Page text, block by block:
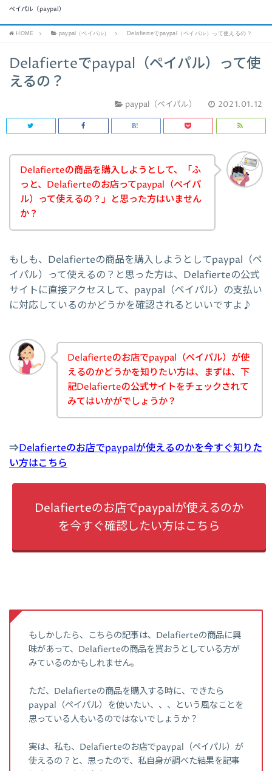
ペイパル（paypal）
HOME paypal（ペイパル） Delafierteでpaypal（ペイパル）って使えるの？
Delafierteでpaypal（ペイパル）って使
えるの？
paypal（ペイパル） 2021.01.12
Delafierteの商品を購入しようとして、「ふ
っと、Delafierteのお店ってpaypal（ペイパ
ル）って使えるの？」と思った方はいません
か？
もしも、Delafierteの商品を購入しようとしてpaypal（ペ
イパル）って使えるの？と思った方は、Delafierteの公式
サイトに直接アクセスして、paypal（ペイパル）の支払い
に対応しているのかどうかを確認されるといいですよ♪
Delafierteのお店でpaypal（ペイパル）が使
えるのかどうかを知りたい方は、まずは、下
記Delafierteの公式サイトをチェックされて
みてはいかがでしょうか？
⇒Delafierteのお店でpaypalが使えるのかを今すぐ知りた
い方はこちら
Delafierteのお店でpaypalが使えるのか
を今すぐ確認したい方はこちら
もしかしたら、こちらの記事は、Delafierteの商品に興
味があって、Delafierteの商品を買おうとしている方が
みているのかもしれません。
ただ、Delafierteの商品を購入する時に、できたら
paypal（ペイパル）を使いたい、、、という風なことを
思っている人もいるのではないでしょうか？
実は、私も、Delafierteのお店でpaypal（ペイパル）が
使えるの？と、思ったので、私自身が調べた結果を記事